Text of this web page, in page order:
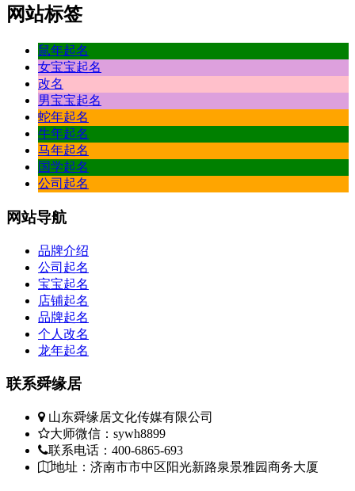
网站标签
鼠年起名
女宝宝起名
改名
男宝宝起名
蛇年起名
牛年起名
马年起名
国学起名
公司起名
网站导航
品牌介绍
公司起名
宝宝起名
店铺起名
品牌起名
个人改名
龙年起名
联系舜缘居
山东舜缘居文化传媒有限公司
大师微信：sywh8899
联系电话：400-6865-693
地址：济南市市中区阳光新路泉景雅园商务大厦